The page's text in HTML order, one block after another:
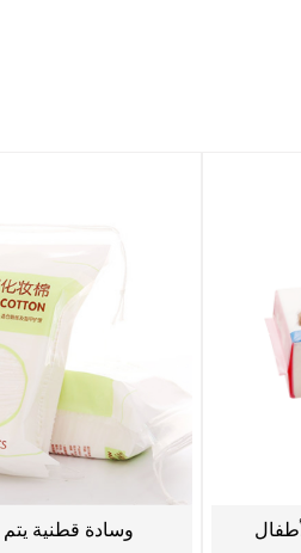
العناية بالطفل